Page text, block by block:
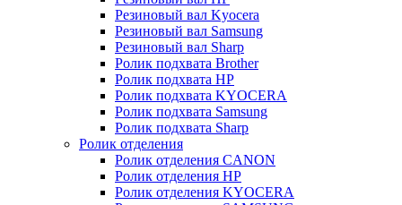
Резиновый вал Kyocera
Резиновый вал Samsung
Резиновый вал Sharp
Ролик подхвата Brother
Ролик подхвата HP
Ролик подхвата KYOCERA
Ролик подхвата Samsung
Ролик подхвата Sharp
Ролик отделения
Ролик отделения CANON
Ролик отделения HP
Ролик отделения KYOCERA